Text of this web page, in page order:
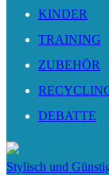
KINDER
TRAINING
ZUBEHÖR
DEBATTE
Stylisch und